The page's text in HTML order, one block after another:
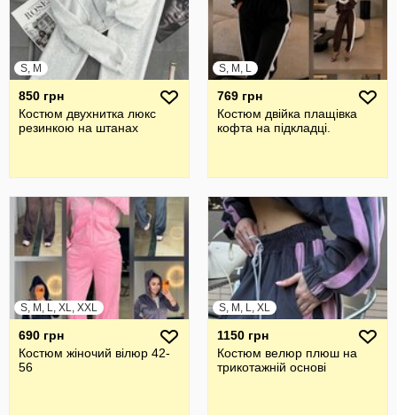
S, M
850 грн
Костюм двухнитка люкс
резинкою на штанах
S, M, L
769 грн
Костюм двійка плащівка
кофта на підкладці.
S, M, L, XL, XXL
690 грн
Костюм жіночий вілюр 42-
56
S, M, L, XL
1150 грн
Костюм велюр плюш на
трикотажній основі